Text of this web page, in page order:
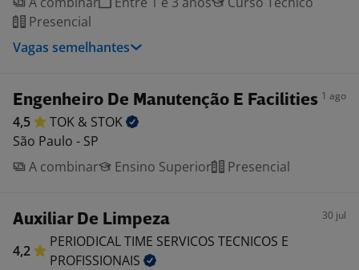
Presencial
Vagas semelhantes
Engenheiro De Manutenção E Facilities 1 ago
4,5 TOK & STOK
São Paulo - SP
A combinar
Ensino Superior Presencial
Auxiliar De Limpeza 30 jul
4,2
PERIODICAL TIME SERVICOS TECNICOS E
PROFISSIONAIS